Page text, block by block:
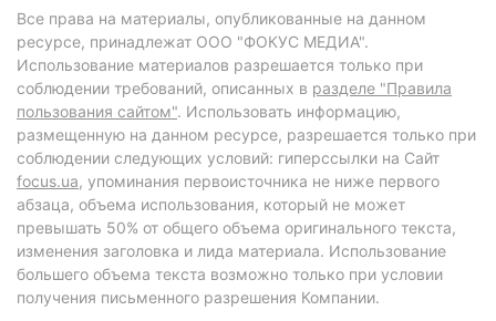
Все права на материалы, опубликованные на данном
ресурсе, принадлежат ООО "ФОКУС МЕДИА".
Использование материалов разрешается только при
соблюдении требований, описанных в разделе "Правила
пользования сайтом". Использовать информацию,
размещенную на данном ресурсе, разрешается только при
соблюдении следующих условий: гиперссылки на Сайт
focus.ua, упоминания первоисточника не ниже первого
абзаца, объема использования, который не может
превышать 50% от общего объема оригинального текста,
изменения заголовка и лида материала. Использование
большего объема текста возможно только при условии
получения письменного разрешения Компании.